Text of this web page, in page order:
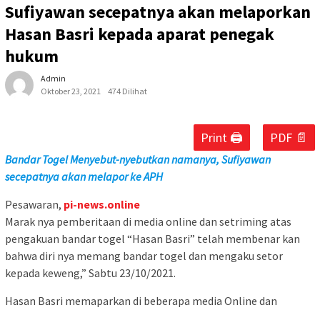
Sufiyawan secepatnya akan melaporkan
Hasan Basri kepada aparat penegak
hukum
Admin
Oktober 23, 2021
474 Dilihat
Print 🖨 PDF 📄
Bandar Togel Menyebut-nyebutkan namanya, Sufiyawan
secepatnya akan melapor ke APH
Pesawaran, pi-news.online
Marak nya pemberitaan di media online dan setriming atas
pengakuan bandar togel “Hasan Basri” telah membenar kan
bahwa diri nya memang bandar togel dan mengaku setor
kepada keweng,” Sabtu 23/10/2021.
Hasan Basri memaparkan di beberapa media Online dan